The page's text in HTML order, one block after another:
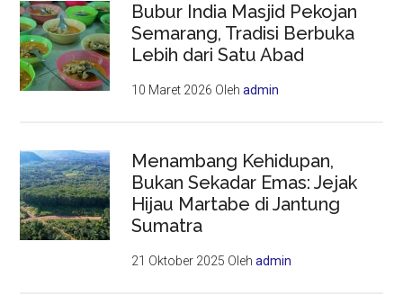
Bubur India Masjid Pekojan
Semarang, Tradisi Berbuka
Lebih dari Satu Abad
10 Maret 2026 Olehadmin
Menambang Kehidupan,
Bukan Sekadar Emas: Jejak
Hijau Martabe di Jantung
Sumatra
21 Oktober 2025 Olehadmin